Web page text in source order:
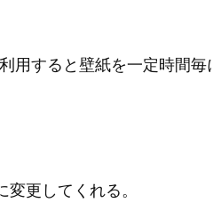
用すると壁紙を一定時間毎
更してくれる。